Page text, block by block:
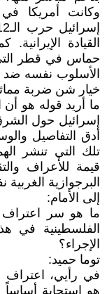
وكانت أمريكا
القيادة
حماس في قطر
الأسلوب نفسه ضد
خيار شن ضربة
ما أريد قوله هو أن
إسرائيل حول
أدق التفاصيل
تلك التي تنشر
قيمة للأعراف
البرجوازية الغربية
إلى الأمام:
ما هو سر اعتراف
الفلسطينية في
الإجراء؟
توما حميد:
في رأيي، اعتراف
هو استجابة